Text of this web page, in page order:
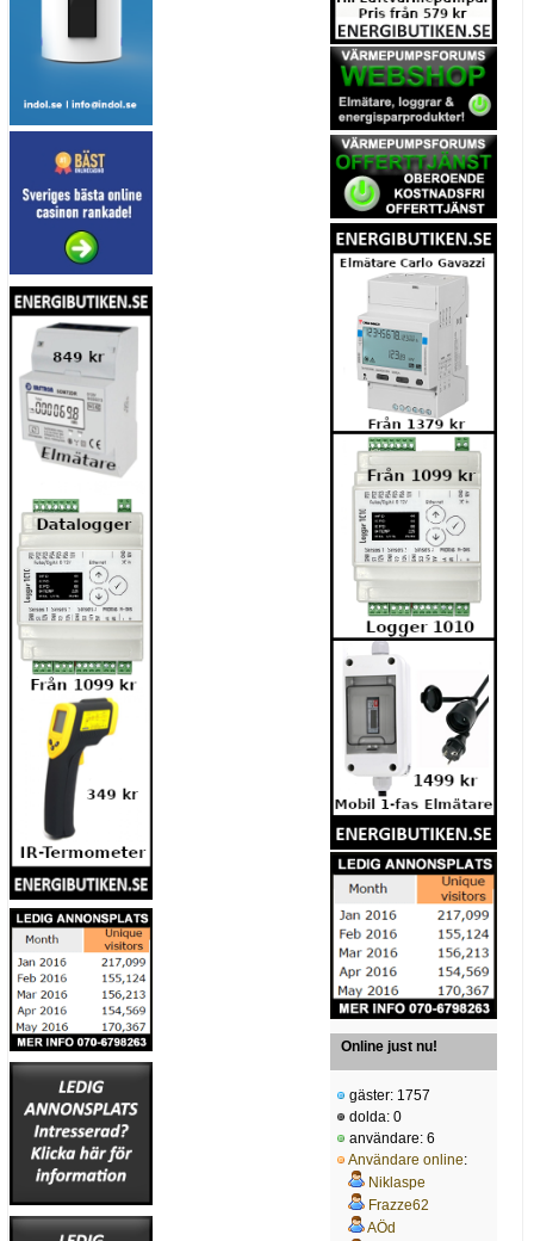
Online just nu!
gäster: 1757
dolda: 0
användare: 6
Användare online:
Niklaspe
Frazze62
AÖd